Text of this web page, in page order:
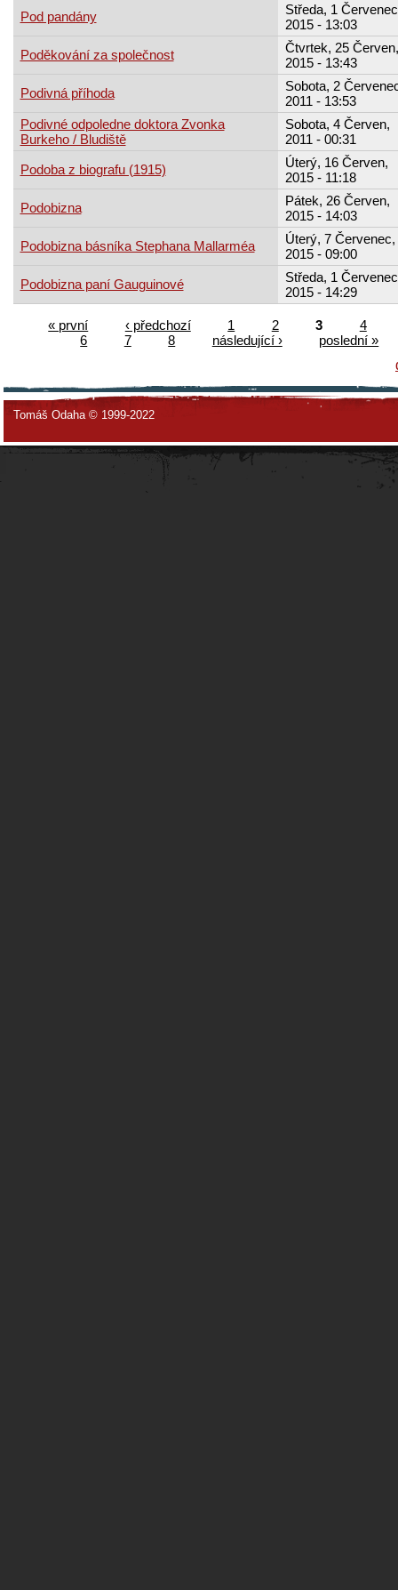
Pod pandány
Středa, 1
2015 - 13:03
Poděkování za společnost
Čtvrtek, 25 Červen,
2015 - 13:43
Podivná příhoda
Sobota, 2
2011 - 13:53
Podivné odpoledne doktora Zvonka
Burkeho / Bludiště
Sobota, 4 Červen,
2011 - 00:31
Podoba z biografu (1915)
Úterý, 16 Červen,
2015 - 11:18
Podobizna
Pátek, 26 Červen,
2015 - 14:03
Podobizna básníka Stephana Mallarméa
Úterý, 7 Červenec,
2015 - 09:00
Podobizna paní Gauguinové
Středa, 1
2015 - 14:29
« první ‹ předchozí 1 2 3
4
6
7 8 následující ›
poslední »
Tomáš Odaha © 1999-2022